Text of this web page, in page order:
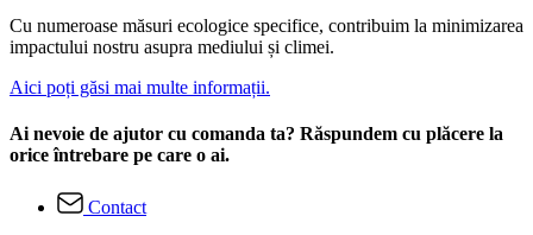
Cu numeroase măsuri ecologice specifice, contribuim la minimizarea
impactului nostru asupra mediului și climei.
Aici poți găsi mai multe informații.
Ai nevoie de ajutor cu comanda ta? Răspundem cu plăcere la
orice întrebare pe care o ai.
Contact